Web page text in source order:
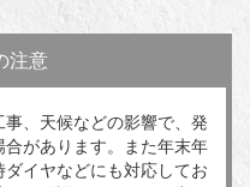
注意
事、天候などの影響で、発
があります。また年末年
イヤなどにも対応してお